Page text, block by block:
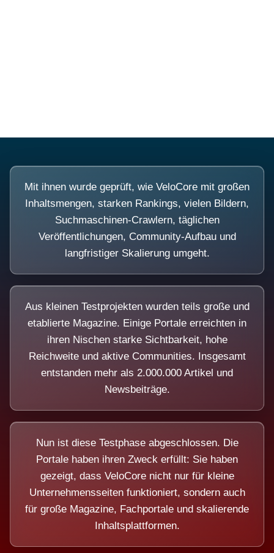
Mit ihnen wurde geprüft, wie VeloCore mit großen
Inhaltsmengen, starken Rankings, vielen Bildern,
Suchmaschinen-Crawlern, täglichen
Veröffentlichungen, Community-Aufbau und
langfristiger Skalierung umgeht.
Aus kleinen Testprojekten wurden teils große und
etablierte Magazine. Einige Portale erreichten in
ihren Nischen starke Sichtbarkeit, hohe
Reichweite und aktive Communities. Insgesamt
entstanden mehr als 2.000.000 Artikel und
Newsbeiträge.
Nun ist diese Testphase abgeschlossen. Die
Portale haben ihren Zweck erfüllt: Sie haben
gezeigt, dass VeloCore nicht nur für kleine
Unternehmensseiten funktioniert, sondern auch
für große Magazine, Fachportale und skalierende
Inhaltsplattformen.